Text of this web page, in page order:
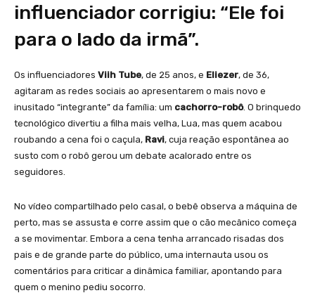
influenciador corrigiu: “Ele foi
para o lado da irmã”.
Os influenciadores Viih Tube, de 25 anos, e Eliezer, de 36,
agitaram as redes sociais ao apresentarem o mais novo e
inusitado “integrante” da família: um cachorro-robô. O brinquedo
tecnológico divertiu a filha mais velha, Lua, mas quem acabou
roubando a cena foi o caçula, Ravi, cuja reação espontânea ao
susto com o robô gerou um debate acalorado entre os
seguidores.
No vídeo compartilhado pelo casal, o bebê observa a máquina de
perto, mas se assusta e corre assim que o cão mecânico começa
a se movimentar. Embora a cena tenha arrancado risadas dos
pais e de grande parte do público, uma internauta usou os
comentários para criticar a dinâmica familiar, apontando para
quem o menino pediu socorro.